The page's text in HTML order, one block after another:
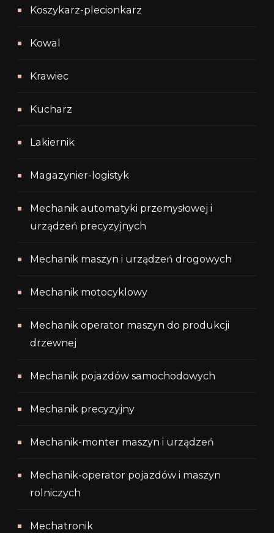
Koszykarz-plecionkarz
Kowal
Krawiec
Kucharz
Lakiernik
Magazynier-logistyk
Mechanik automatyki przemysłowej i
urządzeń precyzyjnych
Mechanik maszyn i urządzeń drogowych
Mechanik motocyklowy
Mechanik operator maszyn do produkcji
drzewnej
Mechanik pojazdów samochodowych
Mechanik precyzyjny
Mechanik-monter maszyn i urządzeń
Mechanik-operator pojazdów i maszyn
rolniczych
Mechatronik